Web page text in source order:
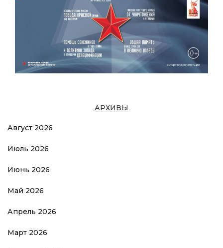
АРХИВЫ
Август 2026
Июль 2026
Июнь 2026
Май 2026
Апрель 2026
Март 2026